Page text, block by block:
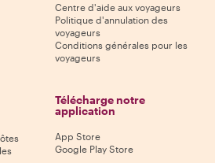
Centre d'aide aux voyageurs
Politique d'annulation des
voyageurs
Conditions générales pour les
voyageurs
Télécharge notre
application
App Store
Google Play Store